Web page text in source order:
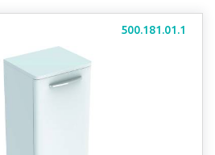
500.181.01.1